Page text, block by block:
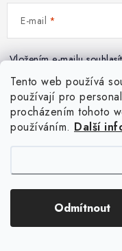
Tento web používá
používají pro
procházením tohoto
používáním. Další
Odmítnout
E-mail
Vložením e-mailu